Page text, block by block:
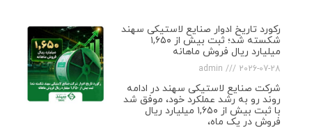
رکورد تاریخ ادوار صنایع لاستیکی سهند
شکسته شد؛ ثبت بیش از ۱,۶۵۰
میلیارد ریال فروش ماهانه
admin 2026-07-28
شرکت صنایع لاستیکی سهند در ادامه
روند رو به رشد عملکرد خود، موفق شد
با ثبت بیش از ۱,۶۵۰ میلیارد ریال
فروش در یک ماه،